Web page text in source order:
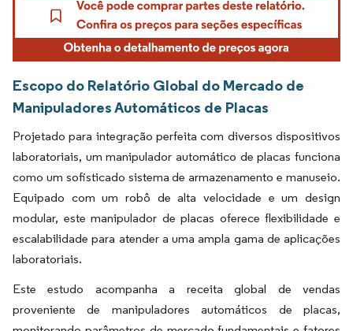
Escopo do Relatório Global do Mercado de
Manipuladores Automáticos de Placas
Projetado para integração perfeita com diversos dispositivos
laboratoriais, um manipulador automático de placas funciona
como um sofisticado sistema de armazenamento e manuseio.
Equipado com um robô de alta velocidade e um design
modular, este manipulador de placas oferece flexibilidade e
escalabilidade para atender a uma ampla gama de aplicações
laboratoriais.
Este estudo acompanha a receita global de vendas
proveniente de manipuladores automáticos de placas,